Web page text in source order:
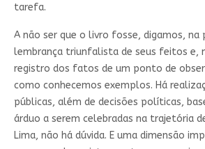
tarefa.
A não ser que o livro fosse, digamos, na
lembrança triunfalista de seus feitos e,
registro dos fatos de um ponto de
como conhecemos exemplos. Há
públicas, além de decisões políticas,
árduo a serem celebradas na trajetória
Lima, não há dúvida. E uma dimensão